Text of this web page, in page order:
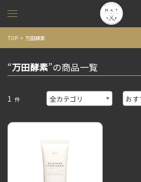
TOP 万田酵素
“万田酵素”の商品一覧
1 件